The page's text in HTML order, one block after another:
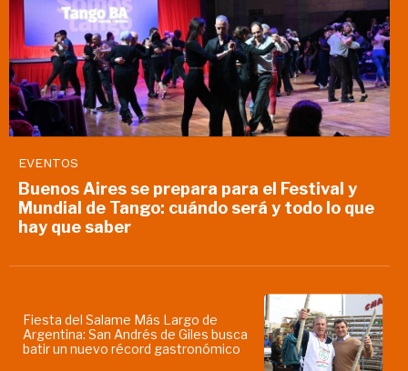
EVENTOS
Buenos Aires se prepara para el Festival y
Mundial de Tango: cuándo será y todo lo que
hay que saber
Fiesta del Salame Más Largo de
Argentina: San Andrés de Giles busca
batir un nuevo récord gastronómico